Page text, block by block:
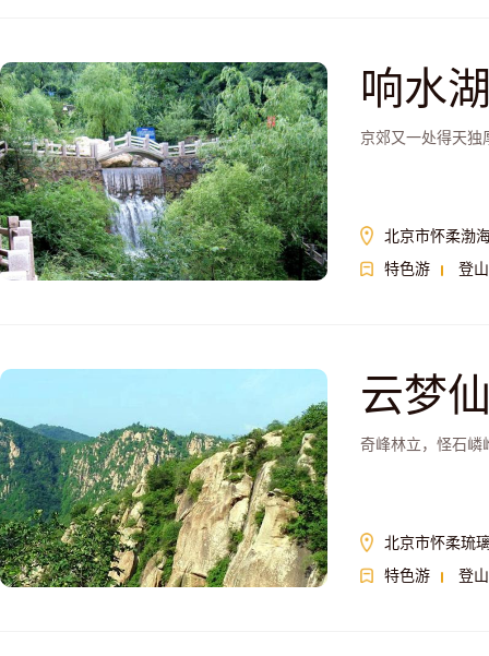
响水
京郊又一处得天独
北京市怀柔渤
特色游
登山
云梦
奇峰林立，怪石嶙
北京市怀柔琉
特色游
登山